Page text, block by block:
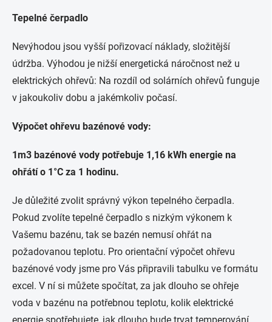
Tepelné čerpadlo
Nevýhodou jsou vyšší pořizovací náklady, složitější
údržba. Výhodou je nižší energetická náročnost než u
elektrických ohřevů: Na rozdíl od solárních ohřevů funguje
v jakoukoliv dobu a jakémkoliv počasí.
Výpočet ohřevu bazénové vody:
1m3 bazénové vody potřebuje 1,16 kWh energie na
ohřátí o 1°C za 1 hodinu.
Je důležité zvolit správný výkon tepelného čerpadla.
Pokud zvolíte tepelné čerpadlo s nizkým výkonem k
Vašemu bazénu, tak se bazén nemusí ohřát na
požadovanou teplotu. Pro orientační výpočet ohřevu
bazénové vody jsme pro Vás připravili tabulku ve formátu
excel. V ní si můžete spočítat, za jak dlouho se ohřeje
voda v bazénu na potřebnou teplotu, kolik elektrické